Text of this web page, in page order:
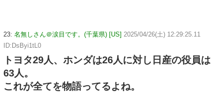
23: 名無しさん＠涙目です。(千葉県) [US] 2025/04/26(土) 12:29:25.11
ID:DsByi1tL0
トヨタ29人、ホンダは26人に対し日産の役員は
63人。
これが全てを物語ってるよね。